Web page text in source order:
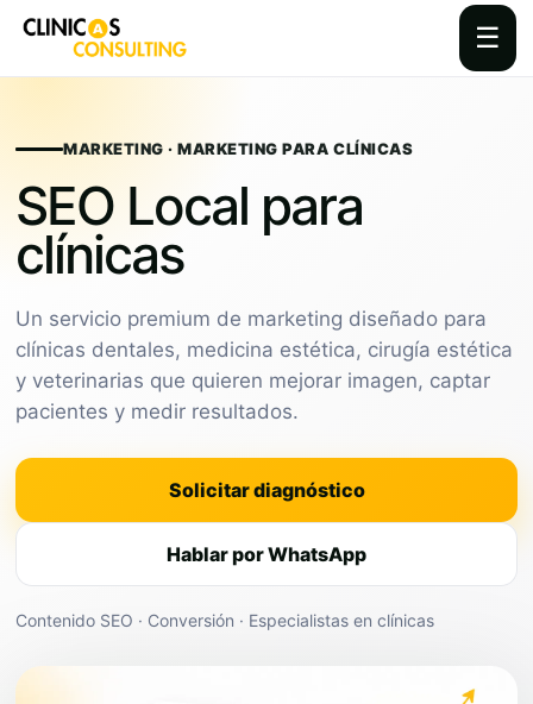
☰
contentMARKETING · MARKETING PARA CLÍNICAS
SEO Local para
clínicas
Un servicio premium de marketing diseñado para
clínicas dentales, medicina estética, cirugía estética
y veterinarias que quieren mejorar imagen, captar
pacientes y medir resultados.
Solicitar diagnóstico
Hablar por WhatsApp
Contenido SEO · Conversión · Especialistas en clínicas